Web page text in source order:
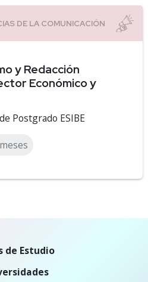
y Redacción
Económico y
Postgrado ESIBE
de Estudio